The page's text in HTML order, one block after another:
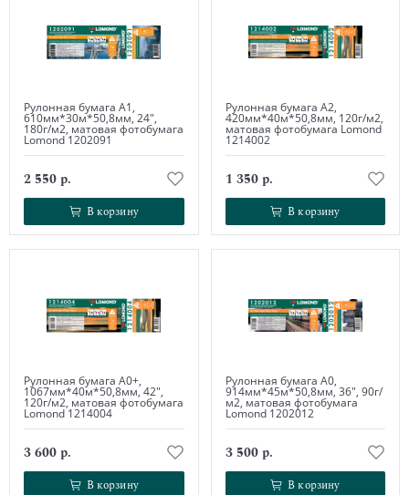
Рулонная бумага А1,
610мм*30м*50,8мм, 24",
180г/м2, матовая фотобумага
Lomond 1202091
2 550 р.
В корзину
В корзину
Рулонная бумага А2,
420мм*40м*50,8мм, 120г/м2,
матовая фотобумага Lomond
1214002
1 350 р.
В корзину
В корзину
Рулонная бумага А0+,
1067мм*40м*50,8мм, 42",
120г/м2, матовая фотобумага
Lomond 1214004
3 600 р.
В корзину
В корзину
Рулонная бумага А0,
914мм*45м*50,8мм, 36", 90г/
м2, матовая фотобумага
Lomond 1202012
3 500 р.
В корзину
В корзину